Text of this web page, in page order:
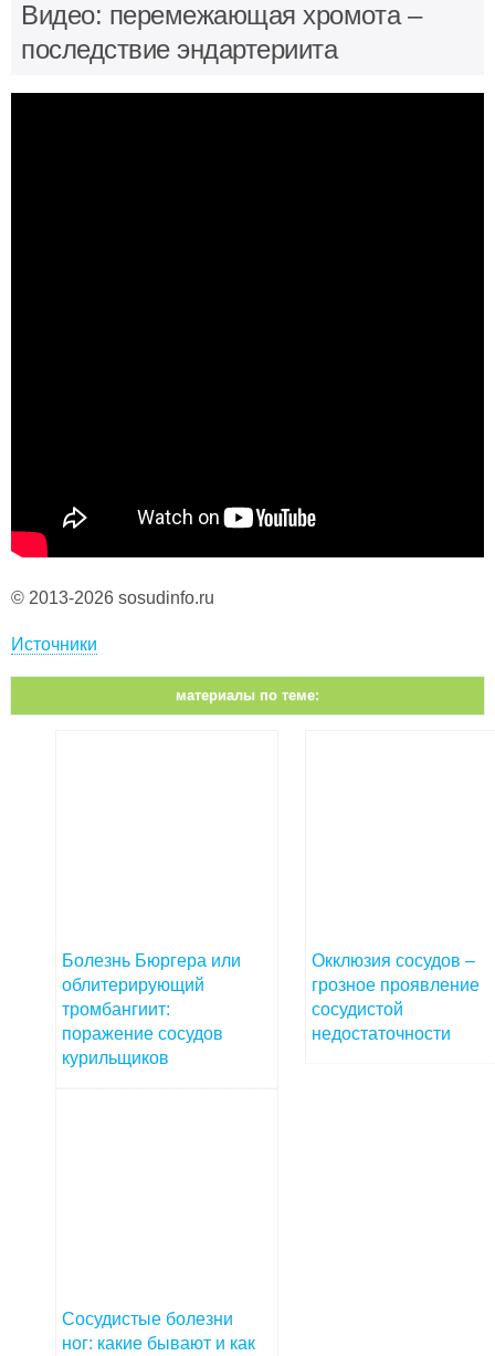
Видео: перемежающая хромота –
последствие эндартериита
© 2013-2026 sosudinfo.ru
Источники
материалы по теме:
Болезнь Бюргера или
облитерирующий
тромбангиит:
поражение сосудов
курильщиков
Окклюзия сосудов –
грозное проявление
сосудистой
недостаточности
Сосудистые болезни
ног: какие бывают и как